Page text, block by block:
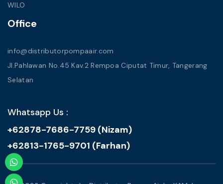
WILO
Office
info@distributorpompaair.com
Jl.Pahlawan No.45 Kav.2 Rempoa Ciputat Timur, Tangerang
Selatan
Whatsapp Us :
+62878-7686-7759 (Nizam)
+62813-1765-9701 (Farhan)